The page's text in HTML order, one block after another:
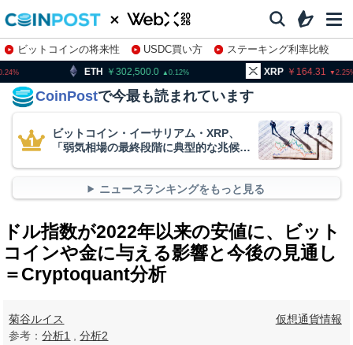
ビットコインの将来性 USDC買い方
ステーキング利率比較
株特集・関連銘柄
302,500.0 0.12 XRP 164.31 BNB
CoinPostで今最も読まれています
ビットコイン・イーサリアム・XRP、
「弱気相場の最終段階に典型的な兆候」
ニュースランキングをもっと見る
ドル指数が2022年以来の安値に、ビット
コインや金に与える影響と今後の見通し
＝Cryptoquant分析
菊谷ルイス
参考：分析1 ,分析2
仮想通貨情報